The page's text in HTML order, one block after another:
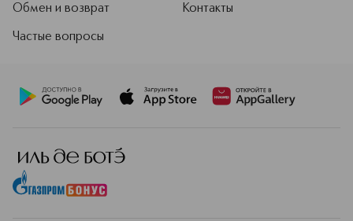
Обмен и возврат
Частые вопросы
Контакты